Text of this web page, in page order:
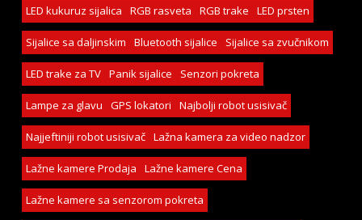
LED kukuruz sijalica RGB rasveta RGB trake LED prsten
Sijalice sa daljinskim Bluetooth sijalice Sijalice sa zvučnikom
LED trake za TV Panik sijalice Senzori pokreta
Lampe za glavu GPS lokatori Najbolji robot usisivač
Najjeftiniji robot usisivač Lažna kamera za video nadzor
Lažne kamere Prodaja Lažne kamere Cena
Lažne kamere sa senzorom pokreta